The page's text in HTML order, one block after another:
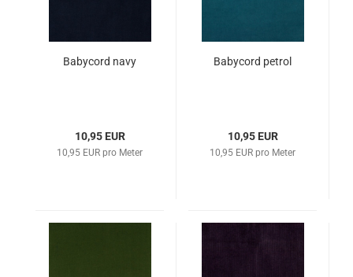
Babycord navy
10,95 EUR
10,95 EUR pro Meter
Babycord petrol
10,95 EUR
10,95 EUR pro Meter